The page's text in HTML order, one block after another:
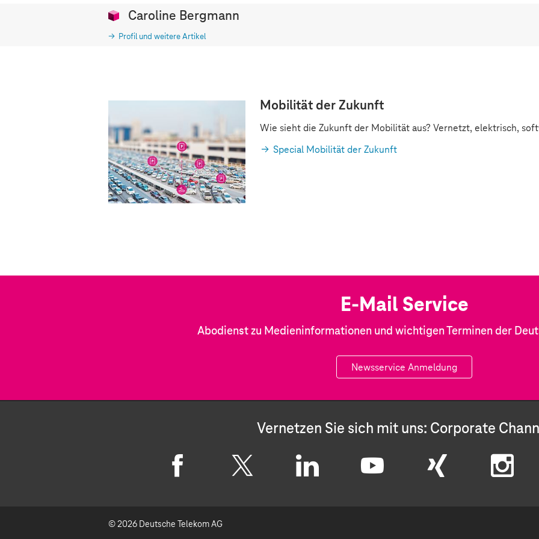
Caroline Bergmann
Profil und weitere Artikel
Mobilität der Zukunft
Wie sieht die Zukunft der Mobilität aus? Vernetzt, elektrisch,
Special Mobilität der Zukunft
E-Mail Service
Abodienst zu Medieninformationen und wichtigen Terminen der
Newsservice Anmeldung
Vernetzen Sie sich mit uns: Corporate
c
© 2026 Deutsche Telekom AG